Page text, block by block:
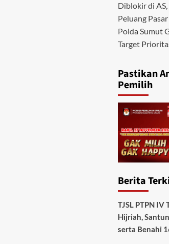
Diblokir di
Peluang
Polda Sumut
Target
Pastikan
Pemilih
Berita
TJSL PTPN IV
Hijriah,
serta Benahi